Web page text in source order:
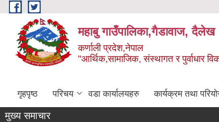
Skip to main content
महाबु गाउँपालिका,गैडावाज, दैलेख
कर्णाली प्रदेश,नेपाल
"आर्थिक,सामाजिक, संस्थागत र पुर्वाधार
गृहपृष्ठ परिचय वडा कार्यालयहरु कार्यक्रम तथा
मुख्य समाचार